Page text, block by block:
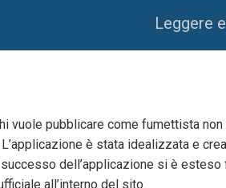
Leggere
vuole pubblicare come fumettista
è stata idealizzata e
dell’applicazione si è esteso
all’interno del sito.